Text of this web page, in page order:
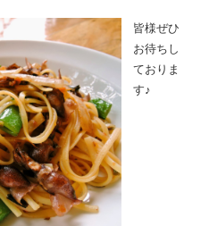
皆様ぜひ
お待ちし
ておりま
す♪